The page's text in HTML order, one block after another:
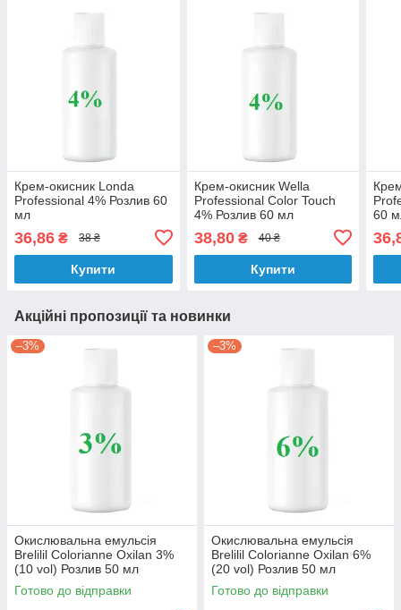
Крем-окисник Londa
Professional 4% Розлив 60
мл
36,86 ₴ 38 ₴
Купити
Крем-окисник Wella
Professional Color Touch
4% Розлив 60 мл
38,80₴ 40 ₴
Купити
60
Акційні пропозиції та новинки
–3%
Окислювальна емульсія
Brelilil Colorianne Oxilan 3%
(10 vol) Розлив 50 мл
Готово до відправки
–3%
Окислювальна емульсія
Brelilil Colorianne Oxilan 6%
(20 vol) Розлив 50 мл
Готово до відправки